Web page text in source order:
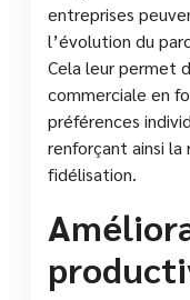
entreprises
l’évolution du
Cela leur permet
commerciale en
préférences
renforçant ainsi
fidélisation.